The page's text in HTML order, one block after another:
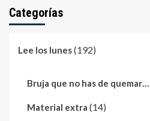
Categorías
Lee los lunes(192)
Bruja que no has de quemar…
Material extra (14)